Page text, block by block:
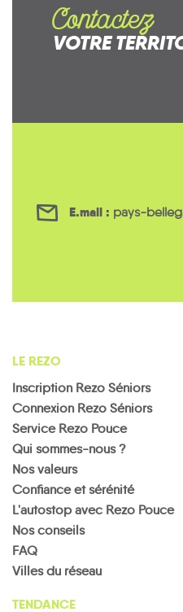
Contactez
VOTRE
E.mail : pays-
LE REZO
Inscription Rezo Séniors
Connexion Rezo Séniors
Service Rezo Pouce
Qui sommes-nous ?
Nos valeurs
Confiance et sérénité
L'autostop avec Rezo Pouce
Nos conseils
FAQ
Villes du réseau
TENDANCE